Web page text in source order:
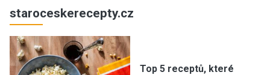
staroceskerecepty.cz
Top 5 receptů, které